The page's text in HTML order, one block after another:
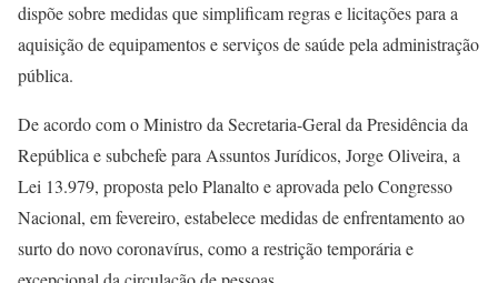
dispõe sobre medidas que simplificam regras e licitações para a
aquisição de equipamentos e serviços de saúde pela administração
pública.
De acordo com o Ministro da Secretaria-Geral da Presidência da
República e subchefe para Assuntos Jurídicos, Jorge Oliveira, a
Lei 13.979, proposta pelo Planalto e aprovada pelo Congresso
Nacional, em fevereiro, estabelece medidas de enfrentamento ao
surto do novo coronavírus, como a restrição temporária e